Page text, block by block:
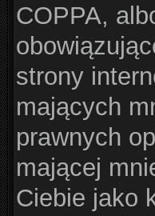
COPPA,
strony
mających
prawnych
mającej
Ciebie jako